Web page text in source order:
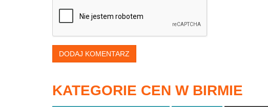
DODAJ KOMENTARZ
KATEGORIE CEN W BIRMIE